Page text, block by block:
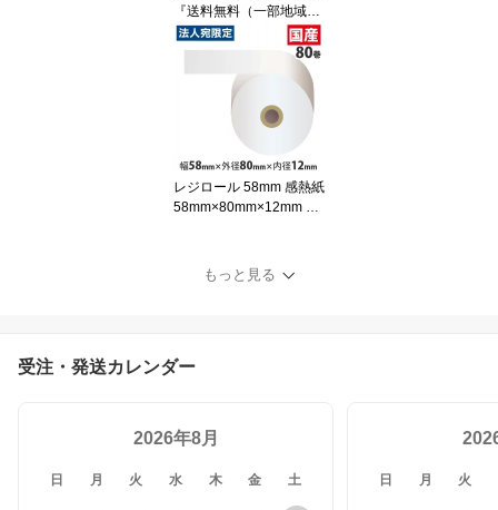
『送料無料（一部地域除
く）』
レジロール 58mm 感熱紙
58mm×80mm×12mm 80
域除く）』
もっと見る
受注・発送カレンダー
2026年8月
日 月 火 水 木 金 土 日 月 火